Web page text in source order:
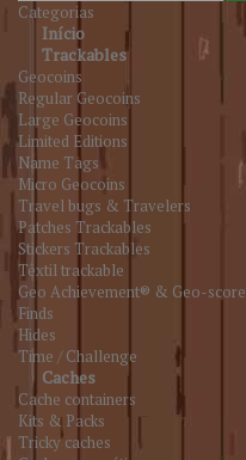
Categorias
Início
Trackables
Geocoins
Regular Geocoins
Large Geocoins
Limited Editions
Name Tags
Micro Geocoins
Travel bugs & Travelers
Patches Trackables
Stickers Trackables
Têxtil trackable
Geo Achievement® & Geo-score
Finds
Hides
Time / Challenge
Caches
Cache containers
Kits & Packs
Tricky caches